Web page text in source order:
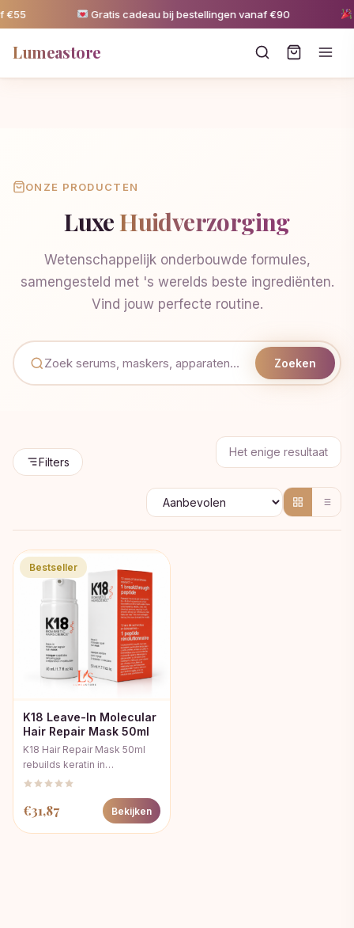
Gratis cadeau bij bestellingen vanaf €90
Lumeastore
ONZE PRODUCTEN
LuxeHuidverzorging
Wetenschappelijk onderbouwde formules,
samengesteld met 's werelds beste ingrediënten.
Vind jouw perfecte routine.
Zoeken
Filters
Het enige resultaat
Bestseller
K18 Leave-In Molecular
Hair Repair Mask 50ml
K18 Hair Repair Mask 50ml
rebuilds keratin in…
€31,87 Bekijken